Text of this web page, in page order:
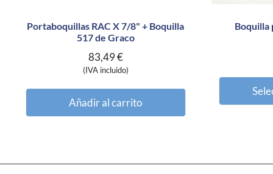
Portaboquillas RAC X 7/8" + Boquilla
517 de Graco
83,49€
(IVA incluido)
Añadir al carrito
Boquilla